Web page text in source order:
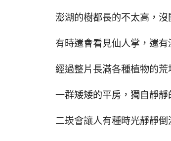
澎湖的樹都長的不太高，
有時還會看見仙人掌，還有
經過整片長滿各種植物的
一群矮矮的平房，獨自靜靜
二崁會讓人有種時光靜靜倒